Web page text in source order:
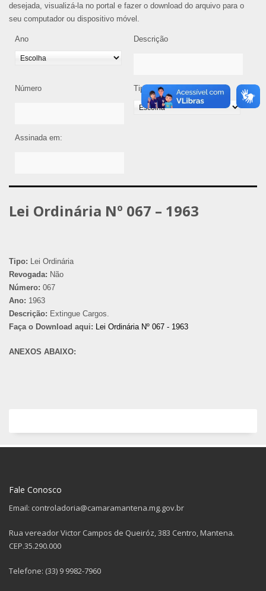
desejada, visualizá-la no portal e fazer o download do arquivo para o
seu computador ou dispositivo móvel.
Ano Descrição
Número Tipo de Legislação
Assinada em:
Lei Ordinária Nº 067 – 1963
Tipo: Lei Ordinária
Revogada: Não
Número: 067
Ano: 1963
Descrição: Extingue Cargos.
Faça o Download aqui: Lei Ordinária Nº 067 - 1963
ANEXOS ABAIXO:
Fale Conosco
Email: controladoria@camaramantena.mg.gov.br
Rua vereador Victor Campos de Queiróz, 383 Centro, Mantena.
CEP.35.290.000
Telefone: (33) 9 9982-7960